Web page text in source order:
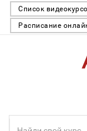
Список
Расписание